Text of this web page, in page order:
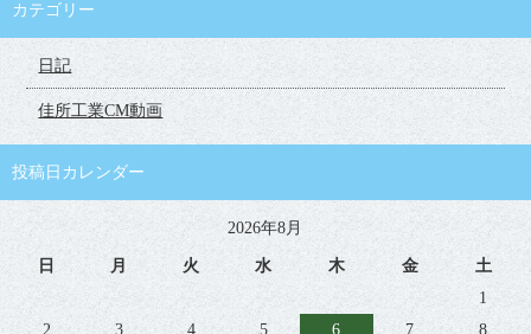
カテゴリー
日記
佳所工業CM動画
投稿日カレンダー
2026年8月
日 月 火 水 木 金
土
1
2
3 4 5 6 7 8